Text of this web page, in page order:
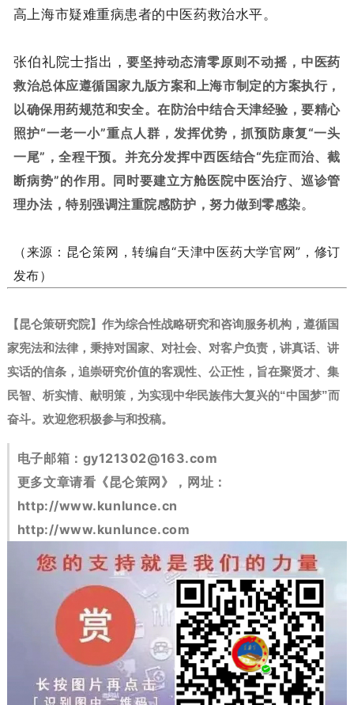
高上海市疑难重病患者的中医药救治水平。
张伯礼院士指出，要坚持动态清零原则不动摇，中医药
救治总体应遵循国家九版方案和上海市制定的方案执行，
以确保用药规范和安全。在防治中结合天津经验，要精心
照护“一老一小”重点人群，发挥优势，抓预防康复“一头
一尾”，全程干预。并充分发挥中西医结合“先症而治、截
断病势”的作用。同时要建立方舱医院中医治疗、巡诊管
理办法，特别强调注重院感防护，努力做到零感染。
（来源：昆仑策网，转编自“天津中医药大学官网”，修订
发布）
【昆仑策研究院】作为综合性战略研究和咨询服务机构，遵循国
家宪法和法律，秉持对国家、对社会、对客户负责，讲真话、讲
实话的信条，追崇研究价值的客观性、公正性，旨在聚贤才、集
民智、析实情、献明策，为实现中华民族伟大复兴的“中国梦”而
奋斗。 欢迎您积极参与和投稿。
电子邮箱： gy121302@163.com
更多文章请看《昆仑策网》，网址：
http://www.kunlunce.cn
http://www.kunlunce.com